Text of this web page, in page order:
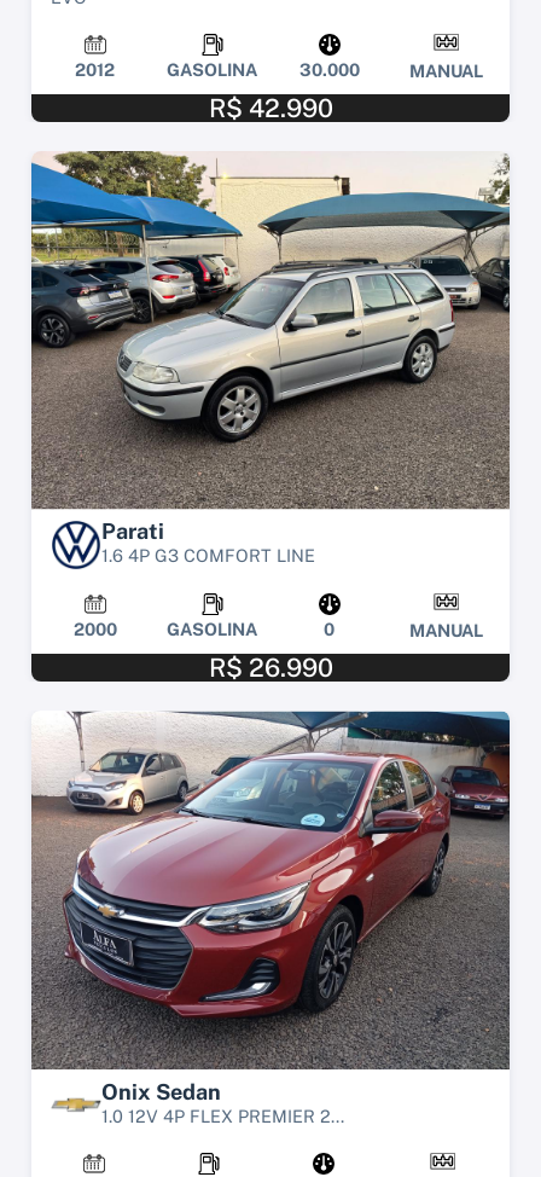
2012 GASOLINA 30.000 MANUAL
R$ 42.990
Parati
1.6 4P G3 COMFORT LINE
2000 GASOLINA 0 MANUAL
R$ 26.990
Onix Sedan
1.0 12V 4P FLEX PREMIER 2...